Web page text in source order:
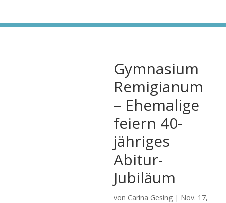
Gymnasium
Remigianum
– Ehemalige
feiern 40-
jähriges
Abitur-
Jubiläum
von Carina Gesing | Nov. 17,